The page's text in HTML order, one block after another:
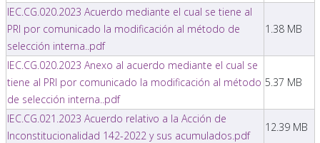
IEC.CG.020.2023 Acuerdo mediante el cual se tiene al
PRI por comunicado la modificación al método de
selección interna..pdf
1.38 MB
IEC.CG.020.2023 Anexo al acuerdo mediante el cual se
tiene al PRI por comunicado la modificación al método
de selección interna..pdf
5.37 MB
IEC.CG.021.2023 Acuerdo relativo a la Acción de
Inconstitucionalidad 142-2022 y sus acumulados.pdf
12.39 MB